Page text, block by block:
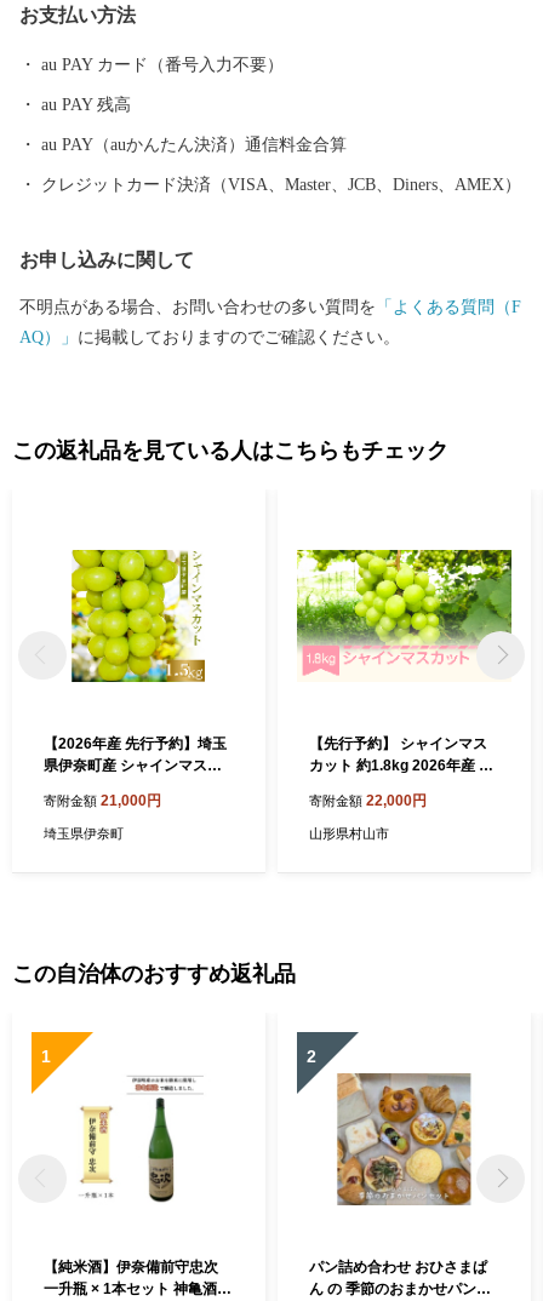
お支払い方法
au PAY カード（番号入力不要）
au PAY 残高
au PAY（auかんたん決済）通信料金合算
クレジットカード決済（VISA、Master、JCB、Diners、AMEX）
お申し込みに関して
不明点がある場合、お問い合わせの多い質問を 「よくある質問（F
AQ）」 に掲載しておりますのでご確認ください。
この返礼品を見ている人はこちらもチェック
【2026年産 先行予約】埼玉
県伊奈町産 シャインマスカ
ウ ぶどう 葡萄 果物 フルーツ
数量限定 フルーツ先行予約
寄附金額 21,000円
埼玉県伊奈町
【先行予約】 シャインマス
カット 約1.8kg 2026年産 山
の ぶどう 葡萄 ブドウ fh-bus
mx1800
寄附金額 22,000円
山形県村山市
この自治体のおすすめ返礼品
1
【純米酒】伊奈備前守忠次
一升瓶 × 1本セット 神亀酒造
2
パン詰め合わせ おひさまぱ
ん の 季節のおまかせパンセ